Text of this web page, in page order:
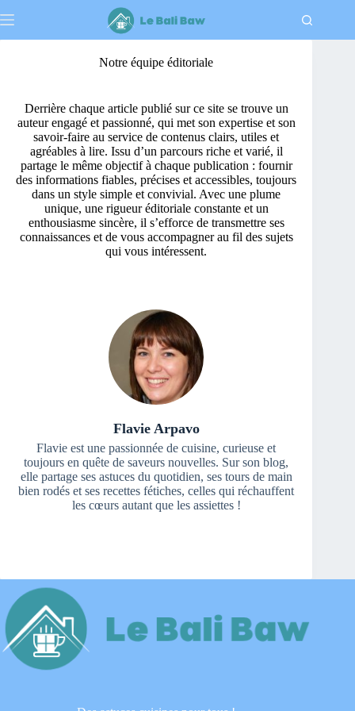
au
Notre équipe éditoriale
Derrière chaque article publié sur ce site se trouve un
auteur engagé et passionné, qui met son expertise et son
savoir-faire au service de contenus clairs, utiles et
agréables à lire. Issu d’un parcours riche et varié, il
partage le même objectif à chaque publication : fournir
des informations fiables, précises et accessibles, toujours
dans un style simple et convivial. Avec une plume
unique, une rigueur éditoriale constante et un
enthousiasme sincère, il s’efforce de transmettre ses
connaissances et de vous accompagner au fil des sujets
qui vous intéressent.
Flavie Arpavo
Flavie est une passionnée de cuisine, curieuse et
toujours en quête de saveurs nouvelles. Sur son blog,
elle partage ses astuces du quotidien, ses tours de main
bien rodés et ses recettes fétiches, celles qui réchauffent
les cœurs autant que les assiettes !